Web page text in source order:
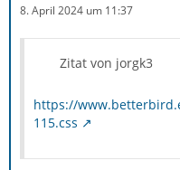
8. April 2024 um 11:37
Zitat von jorgk3
https://
115.css